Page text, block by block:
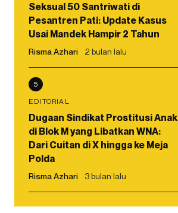
Seksual 50 Santriwati di
Pesantren Pati: Update Kasus
Usai Mandek Hampir 2 Tahun
Risma Azhari 2 bulan lalu
5
EDITORIAL
Dugaan Sindikat Prostitusi Anak
di Blok M yang Libatkan WNA:
Dari Cuitan di X hingga ke Meja
Polda
Risma Azhari 3 bulan lalu